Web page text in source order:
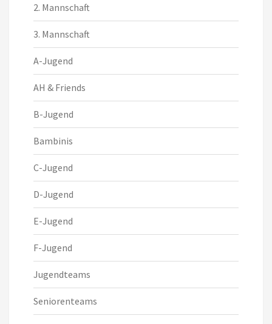
2. Mannschaft
3. Mannschaft
A-Jugend
AH & Friends
B-Jugend
Bambinis
C-Jugend
D-Jugend
E-Jugend
F-Jugend
Jugendteams
Seniorenteams